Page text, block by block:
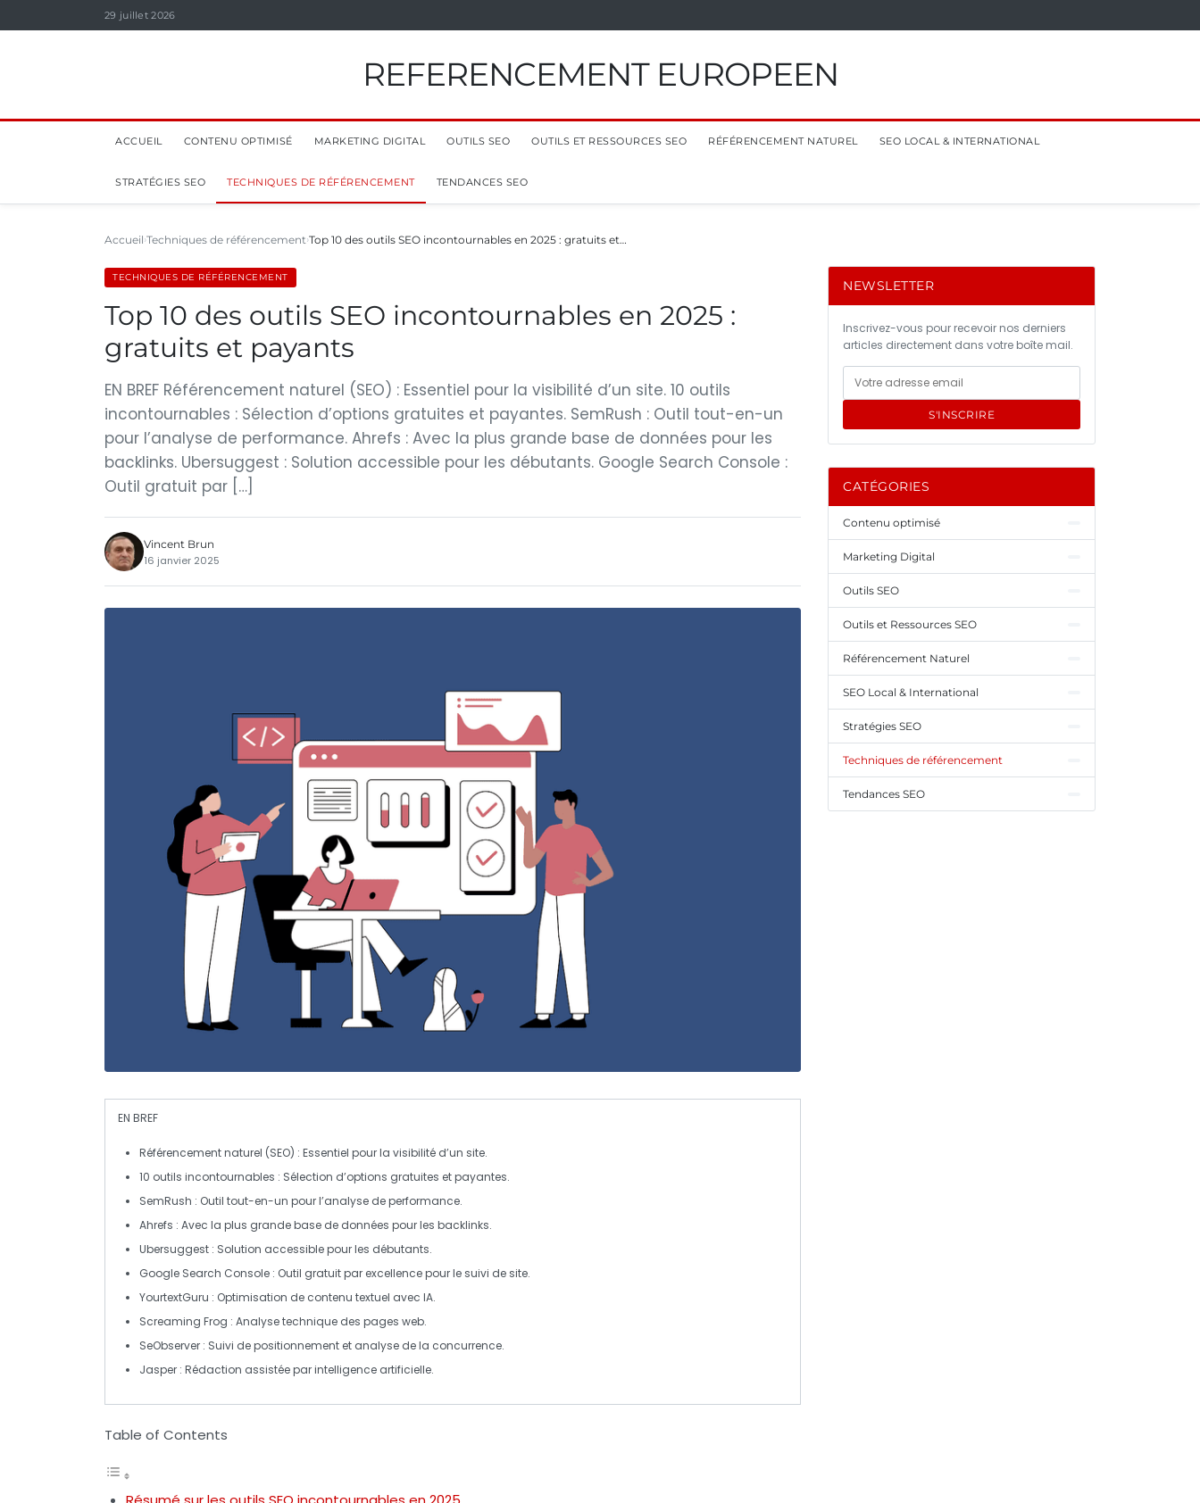
29 juillet 2026
REFERENCEMENT EUROPEEN
ACCUEIL CONTENU OPTIMISÉ MARKETING DIGITAL OUTILS SEO OUTILS ET RESSOURCES SEO RÉFÉRENCEMENT NATUREL SEO LOCAL & INTERNATIONAL
STRATÉGIES SEO TECHNIQUES DE RÉFÉRENCEMENT TENDANCES SEO
Accueil Techniques de référencement Top 10 des outils SEO incontournables en 2025 : gratuits et…
TECHNIQUES DE RÉFÉRENCEMENT
Top 10 des outils SEO incontournables en 2025 :
gratuits et payants
EN BREF Référencement naturel (SEO) : Essentiel pour la visibilité d’un site. 10 outils
incontournables : Sélection d’options gratuites et payantes. SemRush : Outil tout-en-un
pour l’analyse de performance. Ahrefs : Avec la plus grande base de données pour les
backlinks. Ubersuggest : Solution accessible pour les débutants. Google Search Console :
Outil gratuit par […]
Vincent Brun
16 janvier 2025
EN BREF
Référencement naturel (SEO) : Essentiel pour la visibilité d’un site.
10 outils incontournables : Sélection d’options gratuites et payantes.
SemRush : Outil tout-en-un pour l’analyse de performance.
Ahrefs : Avec la plus grande base de données pour les backlinks.
Ubersuggest : Solution accessible pour les débutants.
Google Search Console : Outil gratuit par excellence pour le suivi de site.
YourtextGuru : Optimisation de contenu textuel avec IA.
Screaming Frog : Analyse technique des pages web.
SeObserver : Suivi de positionnement et analyse de la concurrence.
Jasper : Rédaction assistée par intelligence artificielle.
Table of Contents
NEWSLETTER
Inscrivez-vous pour recevoir nos derniers
articles directement dans votre boîte mail.
S'INSCRIRE
CATÉGORIES
Contenu optimisé
Marketing Digital
Outils SEO
Outils et Ressources SEO
Référencement Naturel
SEO Local & International
Stratégies SEO
Techniques de référencement
Tendances SEO